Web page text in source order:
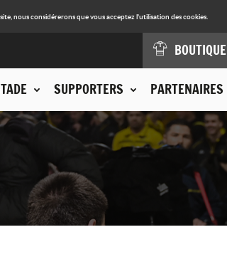
nous considérerons que vous acceptez l'utilisation des cookies.
SUPPORTERS PARTENAIRES
BOUTIQUE